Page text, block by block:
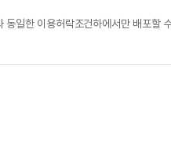
일한 이용허락조건하에서만 배포할